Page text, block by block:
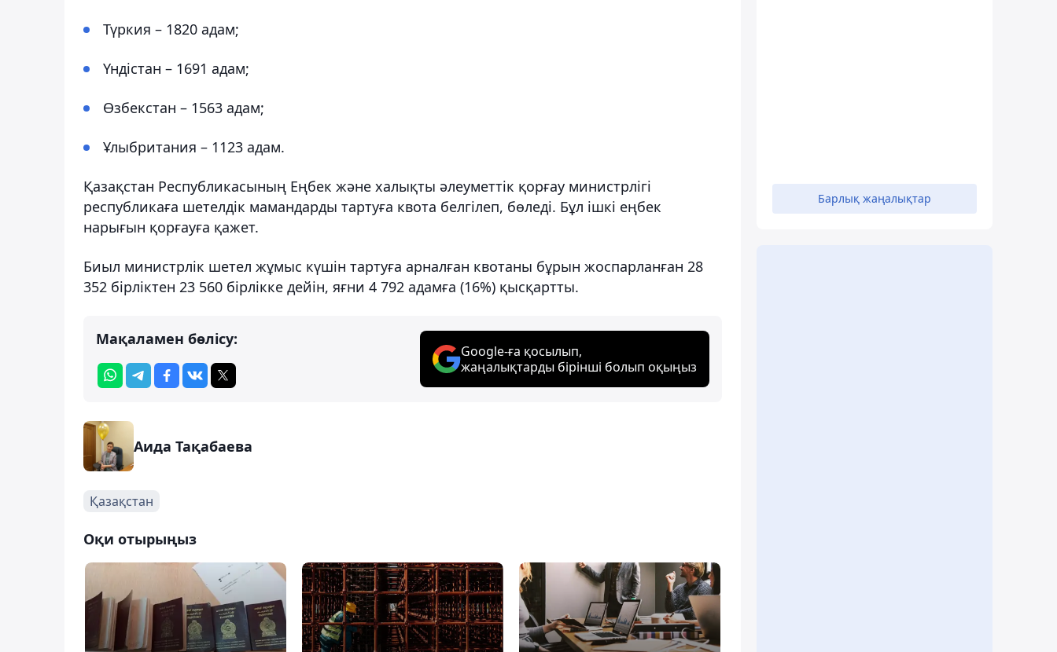
Түркия – 1820 адам;
Үндістан – 1691 адам;
Өзбекстан – 1563 адам;
Ұлыбритания – 1123 адам.
Қазақстан Республикасының Еңбек және халықты әлеуметтiк қорғау министрлiгi
республикаға шетелдiк мамандарды тартуға квота белгiлеп, бөледi. Бұл ішкі еңбек
нарығын қорғауға қажет.
Биыл министрлік шетел жұмыс күшін тартуға арналған квотаны бұрын жоспарланған 28
352 бірліктен 23 560 бірлікке дейін, яғни 4 792 адамға (16%) қысқартты.
Мақаламен бөлісу:
Google-ға қосылып,
жаңалықтарды бірінші болып оқыңыз
Аида Тақабаева
Қазақстан
Оқи отырыңыз
Барлық жаңалықтар